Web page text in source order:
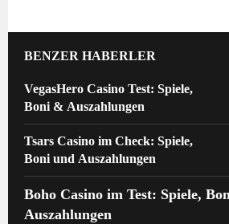
BENZER HABERLER
VegasHero Casino Test: Spiele,
Boni & Auszahlungen
Tsars Casino im Check: Spiele,
Boni und Auszahlungen
Boho Casino im Test: Spiele,
Auszahlungen